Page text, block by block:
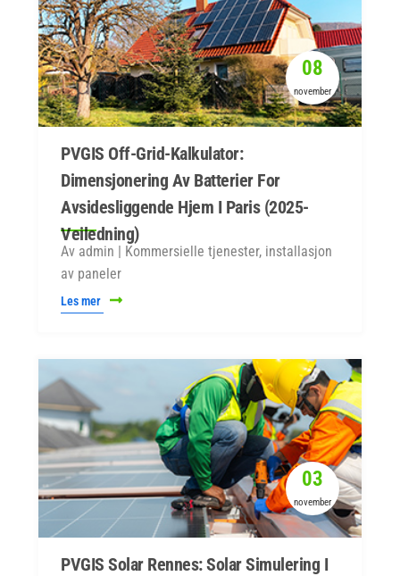
08
november
PVGIS Off-Grid-Kalkulator:
Dimensjonering Av Batterier For
Avsidesliggende Hjem I Paris (2025-
Veiledning)
Av admin | Kommersielle tjenester, installasjon
av paneler
Les mer
03
november
PVGIS Solar Rennes: Solar Simulering I